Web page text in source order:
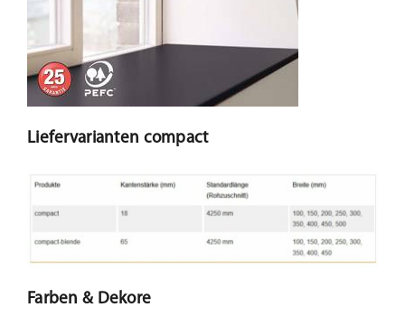
Liefervarianten compact
Farben & Dekore